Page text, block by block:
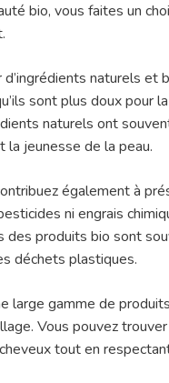
bio, vous faites un
naturels et
sont plus doux pour
naturels ont
la jeunesse de la peau.
également à
ni engrais
des produits bio sont
déchets plastiques.
large gamme de
Vous pouvez
tout en